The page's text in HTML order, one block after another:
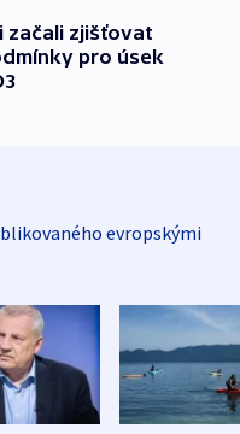
začali zjišťovat
pro úsek
evropskými